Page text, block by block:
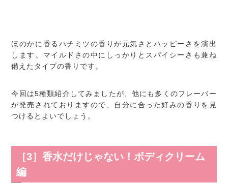
ほのかに香るハチミツの香りが元気さとハッピーさを演出
します。マイルドさの中にしっかりとスパイシーさも兼ね
備えたタイプの香りです。
今回は5種類紹介してみましたが、他にも多くのフレーバー
が発売されておりますので、自分に合った好みの香りを見
つけるとよいでしょう。
［3］香水だけじゃない！ボディクリーム
編